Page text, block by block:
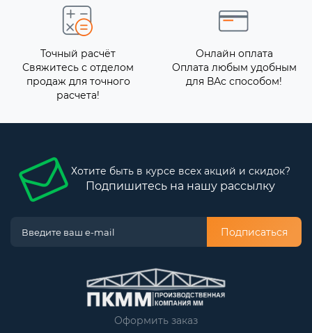
Точный расчёт
Свяжитесь с отделом
продаж для точного
расчета!
Онлайн оплата
Оплата любым удобным
для ВАс способом!
Хотите быть в курсе всех акций и скидок?
Подпишитесь на нашу рассылку
Подписаться
Оформить заказ